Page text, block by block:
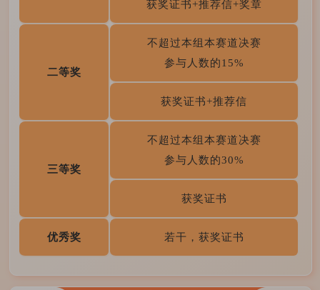
获奖证书+推荐信+奖章
二等奖
不超过本组本赛道决赛
参与人数的15%
获奖证书+推荐信
三等奖
不超过本组本赛道决赛
参与人数的30%
获奖证书
优秀奖 若干，获奖证书